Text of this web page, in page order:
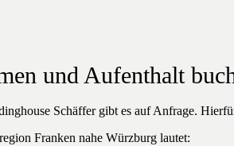
und Aufenthalt
Schäffer gibt es auf Anfrage.
Franken nahe Würzburg lautet: